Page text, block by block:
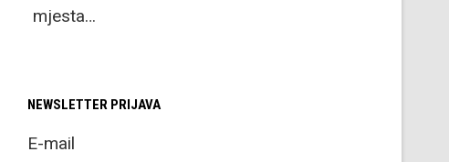
mjesta…
NEWSLETTER PRIJAVA
E-mail